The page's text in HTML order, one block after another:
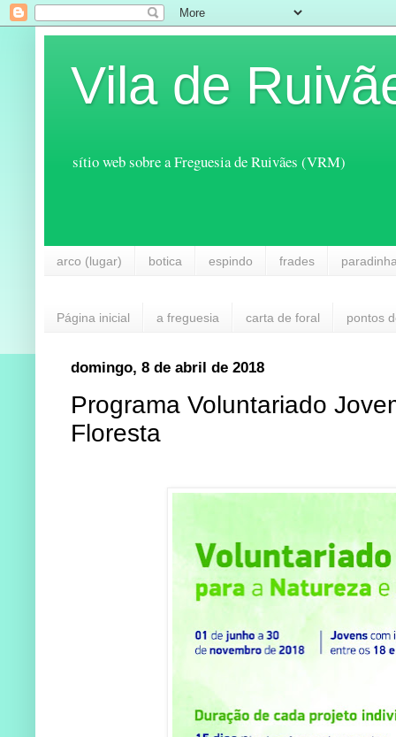
Vila de
sítio web sobre a Freguesia de Ruivães (VRM)
arco (lugar) botica espindo frades
Página inicial a freguesia carta de foral pontos
domingo, 8 de abril de 2018
Programa Voluntariado
Floresta